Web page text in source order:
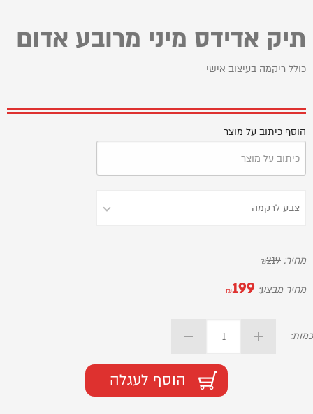
תיק אדידס מיני מרובע אדום
כולל ריקמה בעיצוב אישי
הוסף כיתוב על מוצר
מחיר: 219
₪
מחיר מבצע: 199
₪
כמות:
הוסף לעגלה